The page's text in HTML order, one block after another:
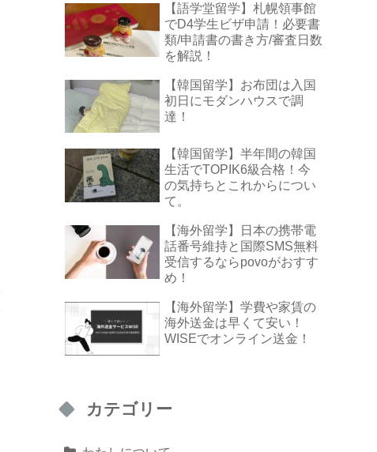
【語学堂留学】札幌領事館
でD4学生ビザ申請！必要書
類/申請書の書き方/審査日数
を解説！
【韓国留学】お布団は入国
初日にモダンハウスで調
達！
【韓国留学】半年間の韓国
生活でTOPIK6級合格！今
の気持ちとこれからについ
て。
【海外留学】日本の携帯電
話番号維持と国際SMS無料
受信するならpovoがおすす
め！
【海外留学】学費や家賃の
海外送金は早くて安い！
WISEでオンライン送金！
カテゴリー